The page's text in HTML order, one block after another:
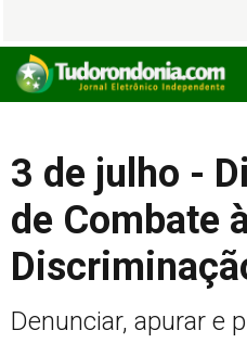
3 de julho -
de Combate
Denunciar, apurar e